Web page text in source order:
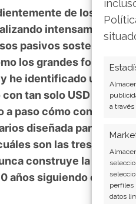
a
perfiles
datos
de los
intensamente:
pasivos sostenidos
los grandes fondos
he identificado una
tan solo USD 500.
a paso cómo construir tu
diseñada para
son las tres líneas
construye la tercera,
años siguiendo esta